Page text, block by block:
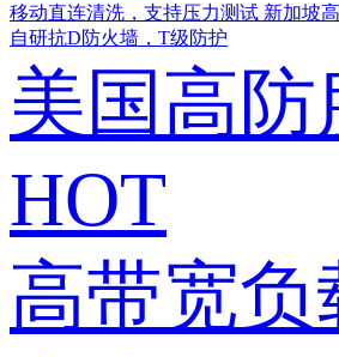
移动直连清洗，支持压力测试 新加坡
自研抗D防火墙，T级防护
美国高
HOT
高带宽